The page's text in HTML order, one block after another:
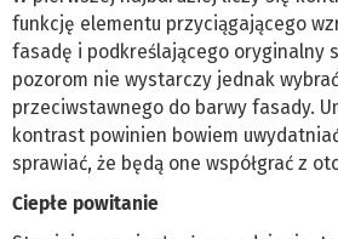
funkcję elementu przyciągającego
fasadę i podkreślającego oryginalny
pozorom nie wystarczy jednak
przeciwstawnego do barwy fasady.
kontrast powinien bowiem
sprawiać, że będą one współgrać z
Ciepłe powitanie